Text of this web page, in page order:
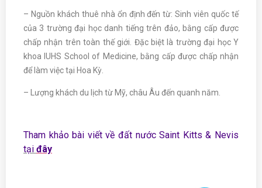
– Nguồn khách thuê nhà ổn định đến từ: Sinh viên quốc tế
của 3 trường đại học danh tiếng trên đảo, bằng cấp được
chấp nhận trên toàn thế giới. Đặc biệt là trường đại học Y
khoa IUHS School of Medicine, bằng cấp được chấp nhận
để làm việc tại Hoa Kỳ.
– Lượng khách du lịch từ Mỹ, châu Âu đến quanh năm.
Tham khảo bài viết về đất nước Saint Kitts & Nevis
tại đây